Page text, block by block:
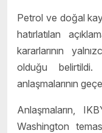
Petrol ve doğal
hatırlatılan
kararlarının
olduğu
anlaşmalarının
Anlaşmaların,
Washington